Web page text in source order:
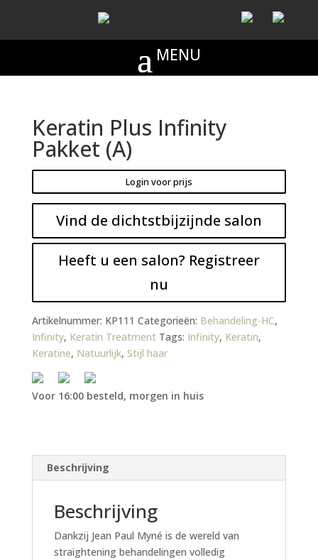
Keratin Plus Infinity
Pakket (A)
Login voor prijs
Vind de dichtstbijzijnde salon
Heeft u een salon? Registreer
nu
Artikelnummer: KP111 Categorieën: Behandeling-HC,
Infinity, Keratin Treatment Tags: Infinity, Keratin,
Keratine, Natuurlijk, Stijl haar
Voor 16:00 besteld, morgen in huis
Beschrijving
Beschrijving
Dankzij Jean Paul Myné is de wereld van
straightening behandelingen volledig